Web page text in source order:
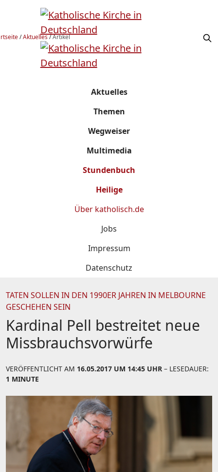
/Aktuelles/Artikel
Aktuelles
Themen
Wegweiser
Multimedia
Stundenbuch
Heilige
Über katholisch.de
Jobs
Impressum
Datenschutz
TATEN SOLLEN IN DEN 1990ER JAHREN IN MELBOURNE
GESCHEHEN SEIN
Kardinal Pell bestreitet neue
Missbrauchsvorwürfe
VERÖFFENTLICHT AM 16.05.2017 UM 14:45 UHR – LESEDAUER:
1 MINUTE